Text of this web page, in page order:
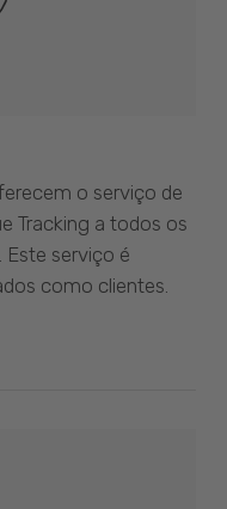
o serviço de
Tracking a todos os
serviço é
como clientes.